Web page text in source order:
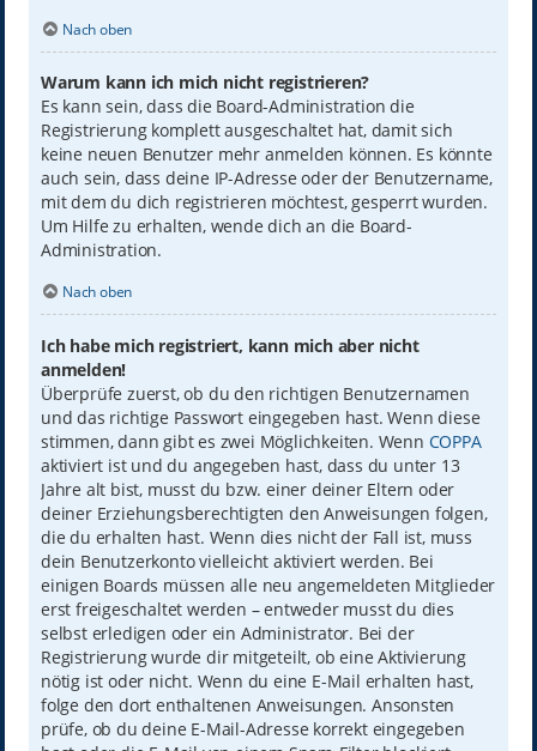
Nach oben
Warum kann ich mich nicht registrieren?
Es kann sein, dass die Board-Administration die
Registrierung komplett ausgeschaltet hat, damit sich
keine neuen Benutzer mehr anmelden können. Es könnte
auch sein, dass deine IP-Adresse oder der Benutzername,
mit dem du dich registrieren möchtest, gesperrt wurden.
Um Hilfe zu erhalten, wende dich an die Board-
Administration.
Nach oben
Ich habe mich registriert, kann mich aber nicht
anmelden!
Überprüfe zuerst, ob du den richtigen Benutzernamen
und das richtige Passwort eingegeben hast. Wenn diese
stimmen, dann gibt es zwei Möglichkeiten. Wenn COPPA
aktiviert ist und du angegeben hast, dass du unter 13
Jahre alt bist, musst du bzw. einer deiner Eltern oder
deiner Erziehungsberechtigten den Anweisungen folgen,
die du erhalten hast. Wenn dies nicht der Fall ist, muss
dein Benutzerkonto vielleicht aktiviert werden. Bei
einigen Boards müssen alle neu angemeldeten Mitglieder
erst freigeschaltet werden – entweder musst du dies
selbst erledigen oder ein Administrator. Bei der
Registrierung wurde dir mitgeteilt, ob eine Aktivierung
nötig ist oder nicht. Wenn du eine E-Mail erhalten hast,
folge den dort enthaltenen Anweisungen. Ansonsten
prüfe, ob du deine E-Mail-Adresse korrekt eingegeben